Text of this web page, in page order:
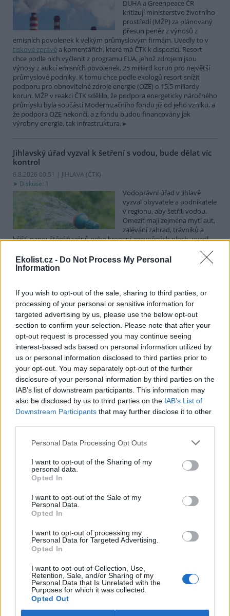
Ekolist.cz - Do Not Process My Personal
Information
If you wish to opt-out of the sale, sharing to third parties, or
processing of your personal or sensitive information for
targeted advertising by us, please use the below opt-out
section to confirm your selection. Please note that after your
opt-out request is processed you may continue seeing
interest-based ads based on personal information utilized by
us or personal information disclosed to third parties prior to
your opt-out. You may separately opt-out of the further
disclosure of your personal information by third parties on the
IAB’s list of downstream participants. This information may
also be disclosed by us to third parties on the IAB’s List of
Downstream Participants that may further disclose it to other
Personal Data Processing Opt Outs
I want to opt-out of the Sharing of my
personal data.
Opted In
I want to opt-out of the Sale of my
Personal Data.
Opted In
I want to opt-out of processing my
Personal Data for Targeted Advertising.
Opted In
I want to opt-out of Collection, Use,
Retention, Sale, and/or Sharing of my
Personal Data that Is Unrelated with the
Purposes for which it was collected.
Opted Out
DUHA a Greenpeace ČR
kritizují ministerstvo životního
prostředí (MŽP) za plánovaný
přesun peněz z výnosů z
emisních povolenek k velkým průmyslovým firmám. Uvedly to v
tiskové zprávě a komentářích, které má ČTK k dispozici. Resort
chce podle nich vyčlenit z programu EUA, jehož zdrojem jsou
výnosy z aukcí emisních povolenek, 25 miliard korun pro největší
průmyslové podniky. K tomu chce podle ekologů resort snížit
podporu pro obnovitelné zdroje energie (OZE) o 15,5 miliardy
korun. MŽP v reakci ČTK sdělilo, že podpora energeticky náročného
průmyslu byla součástí Modernizačního fondu již od jeho vzniku, a
že podpora OZE nekončí, a z fondu budou financovány jak
výrobny energie, tak infrastruktura.
Jihlavský úřad vyzval k šetření s vodou, bude dělat víc
kontrol
6.8.2026 00:51 | JIHLAVA (ČTK)
Diskuse: 1
Vodoprávní úřad v Jihlavě
vyzval obyvatele a podnikatele
v regionu, aby šetřili vodou.
Omezit mají zejména mytí aut,
zalévání zahrad, trávníků a
hřišť, napouštění bazénů nebo kropení zpevněných ploch, uvedl
kontrolovat povolené odběry. Výzva k šetření vodou platí pro
všechny obce spadající pod Jihlavu jako obec s rozšířenou
Celníci odhalili gang překupníků papoušků, zajistili
stovku ptáků
5.8.2026 20:13 (ČTK)
Celníci odhalili gang
překupníků chráněných druhů
papoušků působící v několika
krajích a zajistili asi stovku
ptáků. S odchytem a
zajištěním zvířat celníkům pomohly zoo v Praze, Zlíně a Ostravě. V
ostravské zahradě také papoušci nalezli dočasné útočiště. V
tiskové zprávě nawebucelníků to oznámila mluvčí Celní správy ČR
Martina Kaňková. Případem se zabývá policie.
Island vyhostí aktivisty bojující proti lovu velryb,
pronásledovali velrybáře
5.8.2026 19:54 (ČTK)
Islandské úřady nařídily
poté, co minulý týden
pobřežní stráž s policií zabavily
jejich loď, která pronásledovala velrybářské plavidlo. Pasažéři lodi
Watsona jsou od té doby zadržováni v Reykjavíku. Sám Watson na
palubě nebyl. Píše o tom agentura AFP s odvoláním na islandskou
Záchranná stanice v Praze přijímá kvůli vedrům více
volně žijících zvířat
5.8.2026 17:40 | PRAHA (
Kvůli vysokým letním